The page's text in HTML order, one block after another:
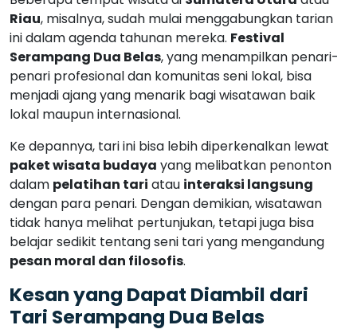
Riau, misalnya, sudah mulai menggabungkan tarian
ini dalam agenda tahunan mereka. Festival
Serampang Dua Belas, yang menampilkan penari-
penari profesional dan komunitas seni lokal, bisa
menjadi ajang yang menarik bagi wisatawan baik
lokal maupun internasional.
Ke depannya, tari ini bisa lebih diperkenalkan lewat
paket wisata budaya yang melibatkan penonton
dalam pelatihan tari atau interaksi langsung
dengan para penari. Dengan demikian, wisatawan
tidak hanya melihat pertunjukan, tetapi juga bisa
belajar sedikit tentang seni tari yang mengandung
pesan moral dan filosofis.
Kesan yang Dapat Diambil dari
Tari Serampang Dua Belas